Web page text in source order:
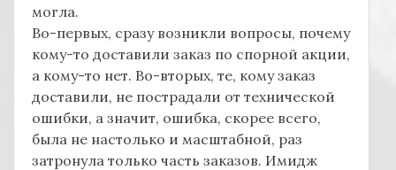
могла.
Во-первых, сразу возникли вопросы, почему
кому-то доставили заказ по спорной акции,
а кому-то нет. Во-вторых, те, кому заказ
доставили, не пострадали от технической
ошибки, а значит, ошибка, скорее всего,
была не настолько и масштабной, раз
затронула только часть заказов. Имидж